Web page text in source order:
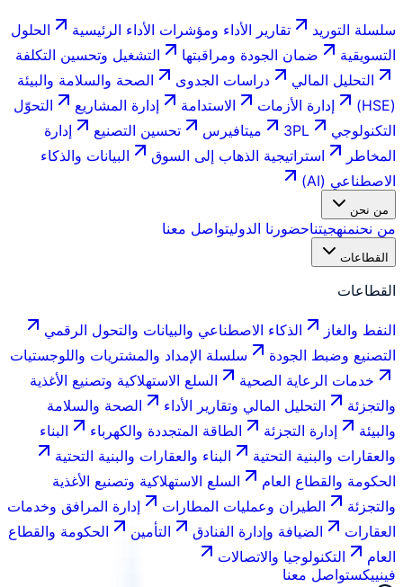
سلسلة التوريد تقارير الأداء ومؤشرات الأداء الرئيسية
الحلول
التسويقية
ضمان الجودة ومراقبتها
التشغيل وتحسين التكلفة
التحليل المالي
دراسات الجدوى
الصحة والسلامة والبيئة
(HSE)
إدارة الأزمات الاستدامة إدارة المشاريع
التحوّل
التكنولوجي
3PL ميتافيرس تحسين التصنيع
إدارة
المخاطر
استراتيجية الذهاب إلى السوق
البيانات والذكاء
الاصطناعي (AI)
من نحن
من نحنمنهجيتناحضورنا الدوليتواصل معنا
القطاعات
القطاعات
النفط والغاز
الذكاء الاصطناعي والبيانات والتحول الرقمي
التصنيع وضبط الجودة
سلسلة الإمداد والمشتريات واللوجستيات
خدمات الرعاية الصحية
السلع الاستهلاكية وتصنيع الأغذية
والتجزئة
التحليل المالي وتقارير الأداء
الصحة والسلامة
والبيئة
إدارة التجزئة الطاقة المتجددة والكهرباء
البناء
والعقارات والبنية التحتية
البناء والعقارات والبنية التحتية
الحكومة والقطاع العام
السلع الاستهلاكية وتصنيع الأغذية
والتجزئة
الطيران وعمليات المطارات
إدارة المرافق وخدمات
العقارات
الضيافة وإدارة الفنادق التأمين
الحكومة والقطاع
العام
التكنولوجيا والاتصالات
فينييكستواصل معنا